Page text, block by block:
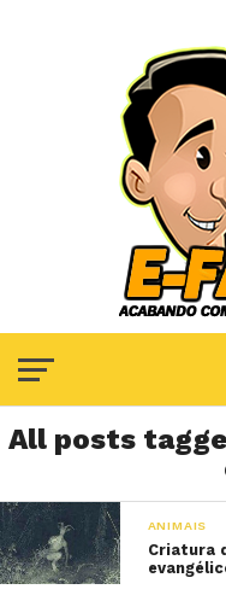
All posts
ANIMAIS
Criatura